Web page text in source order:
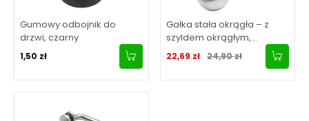
Gumowy odbojnik do
drzwi, czarny
1,50 zł
Gałka stała okrągła – z
szyldem okrągłym,
nierdzewna
Cena promocyjna
22,69 zł Normalna cena
24,90 zł